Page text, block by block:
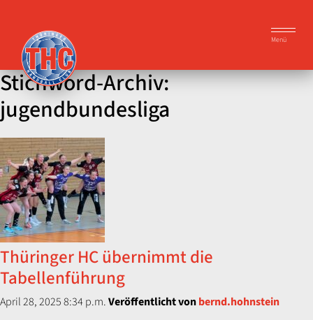
Menü
Stichword-Archiv:
jugendbundesliga
Thüringer HC übernimmt die
Tabellenführung
April 28, 2025 8:34 p.m.Veröffentlicht vonbernd.hohnstein